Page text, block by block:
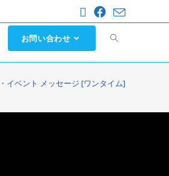
お問い合わせ
イベント メッセージ [ワンタイム]